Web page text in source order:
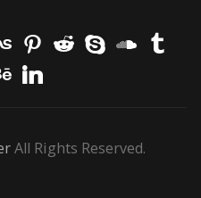
All Rights Reserved.